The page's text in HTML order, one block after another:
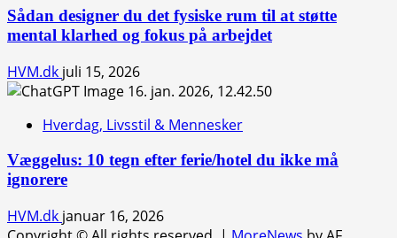
Sådan designer du det fysiske rum til at støtte
mental klarhed og fokus på arbejdet
HVM.dk juli 15, 2026
Hverdag, Livsstil & Mennesker
Væggelus: 10 tegn efter ferie/hotel du ikke må
ignorere
HVM.dk januar 16, 2026